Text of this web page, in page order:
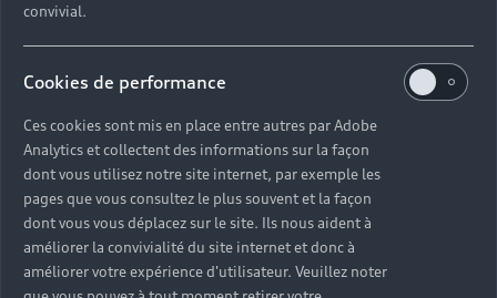
convivial.
Cookies de performance
Ces cookies sont mis en place entre autres par Adobe
Analytics et collectent des informations sur la façon
dont vous utilisez notre site internet, par exemple les
pages que vous consultez le plus souvent et la façon
dont vous vous déplacez sur le site. Ils nous aident à
améliorer la convivialité du site internet et donc à
améliorer votre expérience d'utilisateur. Veuillez noter